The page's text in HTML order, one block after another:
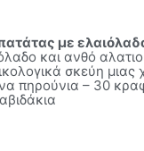
με
και ανθό
σκεύη μιας
πηρούνια – 30